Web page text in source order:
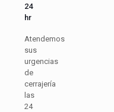
24
hr
Atendemos
sus
urgencias
de
cerrajería
las
24